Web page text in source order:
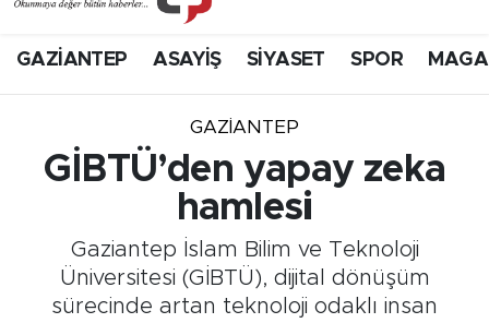
GAZİANTEP ASAYİŞ SİYASET SPOR
GAZIANTEP
GİBTÜ’den yapay zeka
hamlesi
Gaziantep İslam Bilim ve Teknoloji
Üniversitesi (GİBTÜ), dijital dönüşüm
sürecinde artan teknoloji odaklı insan
Süper Lig Puan Durumu ve Fikstür
Tüm Manşetler
Son Dakika Haberleri
Haber Arşivi